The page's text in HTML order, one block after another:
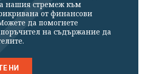
нашия стремеж към
от финансови
да помогнете
на съдържание да
НИ